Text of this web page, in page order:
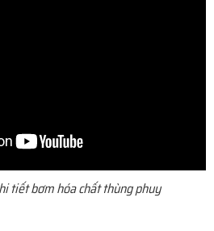
tiết bơm hóa chất thùng phuy